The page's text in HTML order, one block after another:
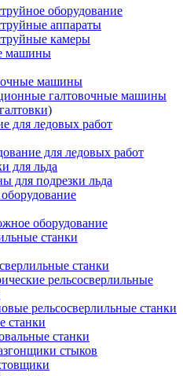
оборудование
аппараты
камеры
машины
машины
галтовочные машины
для ледовых работ
для ледовых работ
для льда
для подрезки льда
оборудование
станки
станки
рельсосверлильные
рельсосверлильные станки
станки
станки
стыков